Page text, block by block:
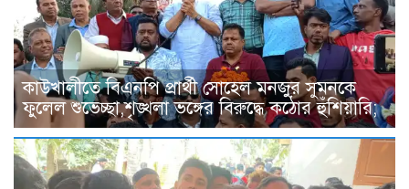
কাউখালীতে বিএনপি প্রার্থী সোহেল মনজুর সুমনকে
ফুলেল শুভেচ্ছা,শৃঙ্খলা ভঙ্গের বিরুদ্ধে কঠোর হুঁশিয়ারি;